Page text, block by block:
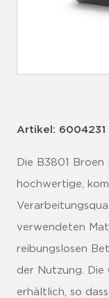
Artikel: 6004231
Die B3801 Broen
hochwertige,
verwendeten
reibungslosen
der Nutzung. Die
erhältlich, so